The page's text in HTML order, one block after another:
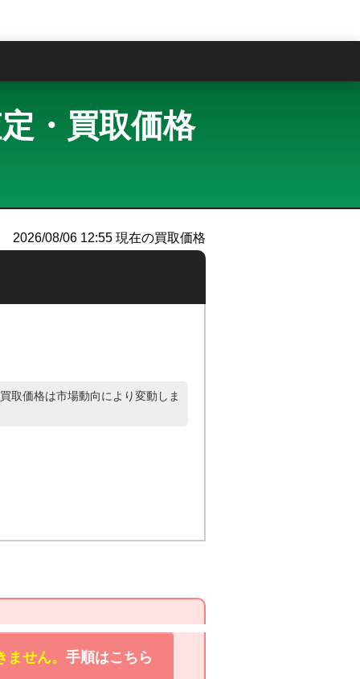
・買取価格
2026/08/06 12:55 現在の買取価格
取価格は市場動向により変動しま
せん。 手順はこちら